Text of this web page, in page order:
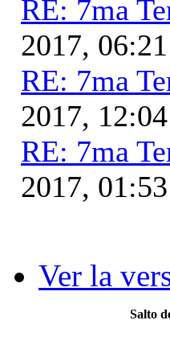
RE: 7ma
2017,
RE: 7ma
2017,
RE: 7ma
2017,
Ver la
Salto